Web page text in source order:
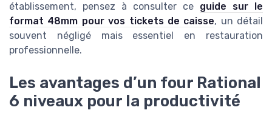
établissement, pensez à consulter ce guide sur le
format 48mm pour vos tickets de caisse, un détail
souvent négligé mais essentiel en restauration
professionnelle.
Les avantages d’un four Rational
6 niveaux pour la productivité